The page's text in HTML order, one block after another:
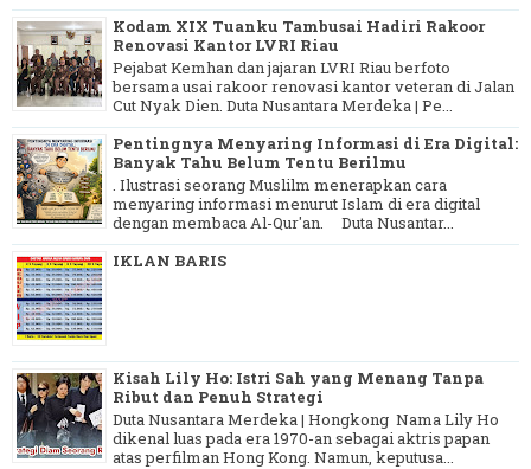
Kodam XIX Tuanku Tambusai Hadiri Rakoor
Renovasi Kantor LVRI Riau
Pejabat Kemhan dan jajaran LVRI Riau berfoto
bersama usai rakoor renovasi kantor veteran di Jalan
Cut Nyak Dien. Duta Nusantara Merdeka | Pe...
Pentingnya Menyaring Informasi di Era Digital:
Banyak Tahu Belum Tentu Berilmu
. Ilustrasi seorang Muslilm menerapkan cara
menyaring informasi menurut Islam di era digital
dengan membaca Al-Qur'an. Duta Nusantar...
IKLAN BARIS
Kisah Lily Ho: Istri Sah yang Menang Tanpa
Ribut dan Penuh Strategi
Duta Nusantara Merdeka | Hongkong Nama Lily Ho
dikenal luas pada era 1970-an sebagai aktris papan
atas perfilman Hong Kong. Namun, keputusa...